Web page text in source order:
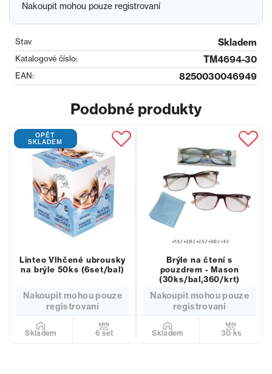
Nakoupit mohou pouze registrovaní
Stav Skladem
Katalogové číslo: TM4694-30
EAN: 8250030046949
Podobné produkty
OPĚT
SKLADEM
Linteo Vlhčené ubrousky
na brýle 50ks (6set/bal)
Nakoupit mohou pouze
registrovaní
Skladem 6 set
Brýle na čtení s
pouzdrem - Mason
(30ks/bal,360/krt)
Nakoupit mohou pouze
registrovaní
Skladem 30 ks